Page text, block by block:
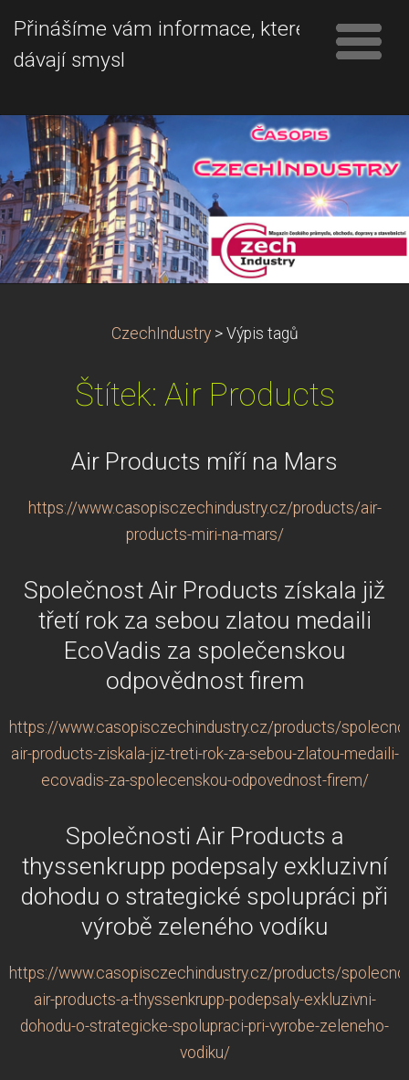
Přinášíme vám informace, které
dávají smysl
CzechIndustry > Výpis tagů
Štítek: Air Products
Air Products míří na Mars
https://www.casopisczechindustry.cz/products/air-
products-miri-na-mars/
Společnost Air Products získala již
třetí rok za sebou zlatou medaili
EcoVadis za společenskou
odpovědnost firem
https://www.casopisczechindustry.cz/products/
air-products-ziskala-jiz-treti-rok-za-sebou-zlatou-medaili-
ecovadis-za-spolecenskou-odpovednost-firem/
Společnosti Air Products a
thyssenkrupp podepsaly exkluzivní
dohodu o strategické spolupráci při
výrobě zeleného vodíku
https://www.casopisczechindustry.cz/products/
air-products-a-thyssenkrupp-podepsaly-exkluzivni-
dohodu-o-strategicke-spolupraci-pri-vyrobe-zeleneho-
vodiku/